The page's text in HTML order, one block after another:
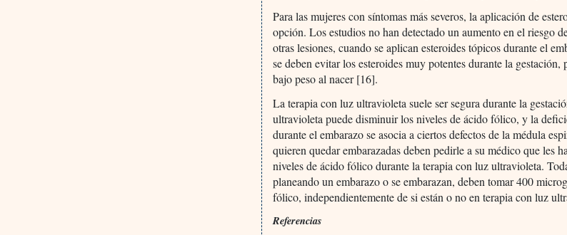
Para las mujeres con síntomas más severos, la aplicación de
opción. Los estudios no han detectado un aumento en el riesgo
otras lesiones, cuando se aplican esteroides tópicos durante el
se deben evitar los esteroides muy potentes durante la gestación,
bajo peso al nacer [16].
La terapia con luz ultravioleta suele ser segura durante la
ultravioleta puede disminuir los niveles de ácido fólico, y la
durante el embarazo se asocia a ciertos defectos de la médula
quieren quedar embarazadas deben pedirle a su médico que les
niveles de ácido fólico durante la terapia con luz ultravioleta.
planeando un embarazo o se embarazan, deben tomar 400
fólico, independientemente de si están o no en terapia con luz
Referencias